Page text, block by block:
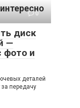
0
диск
—
фото и
деталей
передачу